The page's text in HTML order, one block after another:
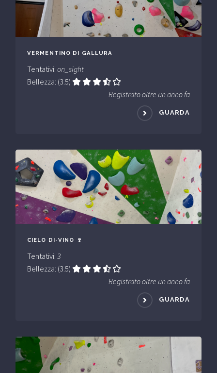
VERMENTINO DI GALLURA
Tentativi: on_sight
Bellezza: (3.5)
Registrato oltre un anno fa
GUARDA
CIELO DI-VINO 🍷
Tentativi: 3
Bellezza: (3.5)
Registrato oltre un anno fa
GUARDA